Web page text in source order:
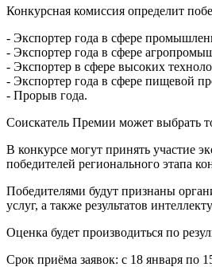
Конкурсная комиссия определит
- Экспортер года в сфере
- Экспортер года в сфере
- Экспортер в сфере высоких
- Экспортер года в сфере пищевой
- Прорыв года.
Соискатель Премии может выбрать
В конкурсе могут принять участие
победителей регионального этапа
Победителями будут признаны
услуг, а также результатов
Оценка будет производиться по
Срок приёма заявок: с 18 января по